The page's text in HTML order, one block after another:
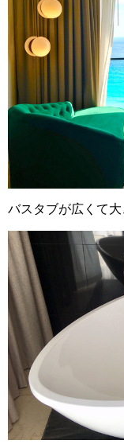
バスタブが広くて大